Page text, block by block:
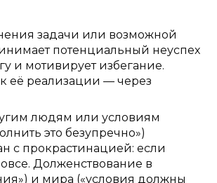
задачи или возможной
потенциальный неуспех
и мотивирует избегание.
её реализации — через
людям или условиям
это безупречно»)
с прокрастинацией: если
Долженствование в
и мира («условия должны